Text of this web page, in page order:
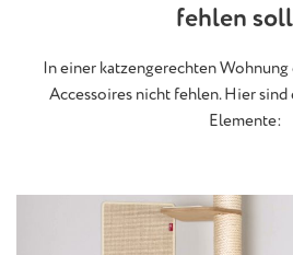
fehlen
In einer katzengerechten
Accessoires nicht fehlen. Hier
Elemente: